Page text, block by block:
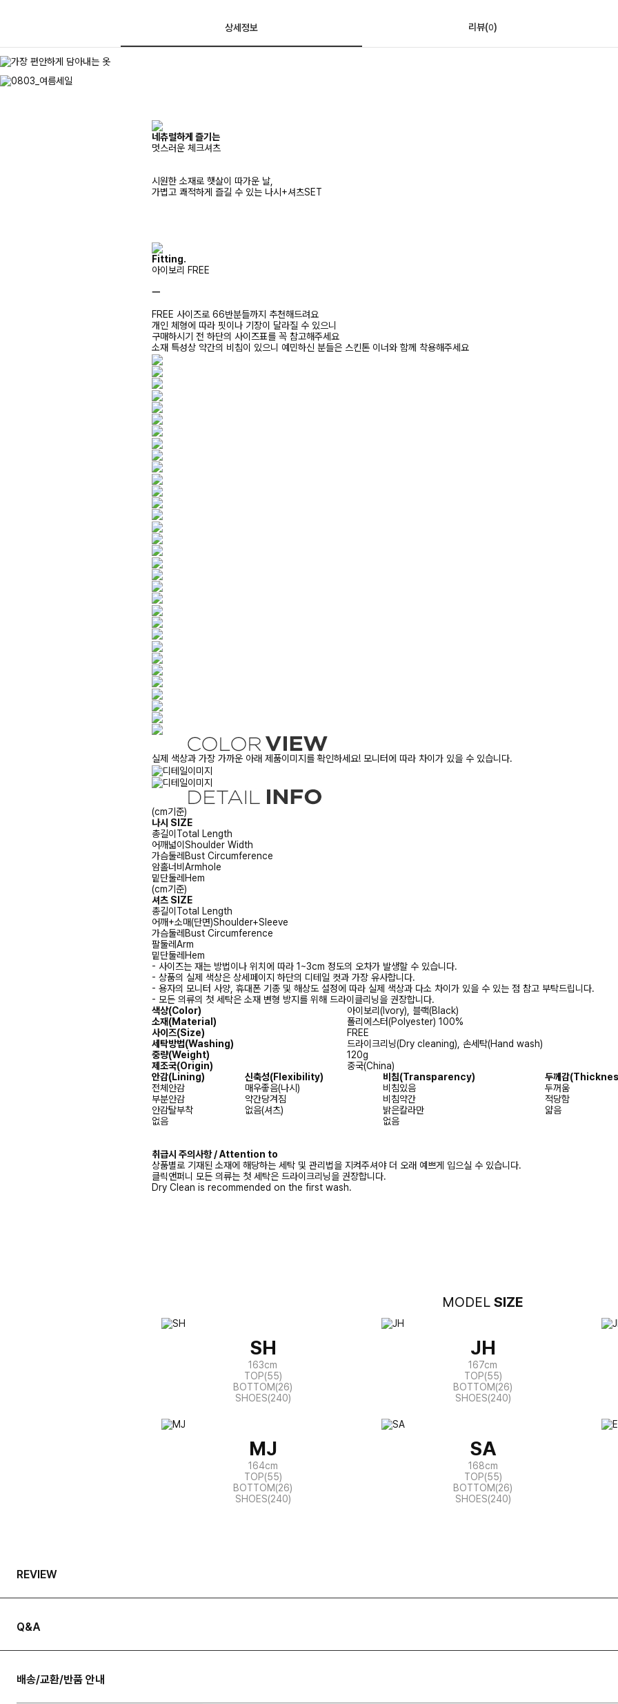
상세정보 리뷰(0)
네츄럴하게 즐기는
멋스러운 체크셔츠
시원한 소재로 햇살이 따가운 날,
가볍고 쾌적하게 즐길 수 있는 나시+셔츠SET
Fitting.
아이보리 FREE
ㅡ
FREE 사이즈로 66반분들까지 추천해드려요
개인 체형에 따라 핏이나 기장이 달라질 수 있으니
구매하시기 전 하단의 사이즈표를 꼭 참고해주세요
소재 특성상 약간의 비침이 있으니 예민하신 분들은 스킨톤 이너와 함께 착용해주세요
실제 색상과 가장 가까운 아래 제품이미지를 확인하세요! 모니터에 따라 차이가 있을 수 있습니다.
(cm기준)
나시 SIZE
총길이 Total Length
어깨넓이 Shoulder Width
가슴둘레 Bust Circumference
암홀너비 Armhole
밑단둘레 Hem
(cm기준)
셔츠 SIZE
총길이 Total Length
어깨+소매(단면)Shoulder+Sleeve
가슴둘레 Bust Circumference
팔둘레Arm
밑단둘레 Hem
- 사이즈는 재는 방법이나 위치에 따라 1~3cm 정도의 오차가 발생할 수 있습니다.
- 상품의 실제 색상은 상세페이지 하단의 디테일 컷과 가장 유사합니다.
- 용자의 모니터 사양, 휴대폰 기종 및 해상도 설정에 따라 실제 색상과 다소 차이가 있을 수 있는 점 참고 부탁드립니다.
- 모든 의류의 첫 세탁은 소재 변형 방지를 위해 드라이클리닝을 권장합니다.
색상(Color)
아이보리(Ivory), 블랙(Black)
소재(Material)
폴리에스터(Polyester) 100%
사이즈(Size)
FREE
세탁방법(Washing)
드라이크리닝(Dry cleaning), 손세탁(Hand wash)
중량(Weight)
120g
제조국(Origin)
중국(China)
안감(Lining)
신축성(Flexibility) 비침(Transparency)
두께감
전체안감
매우좋음(나시) 비침있음
두꺼움
부분안감
약간당겨짐 비침약간
적당함
안감탈부착
없음(셔츠) 밝은칼라만
얇음
없음
없음
취급시 주의사항 / Attention to
상품별로 기재된 소재에 해당하는 세탁 및 관리법을 지켜주셔야 더 오래 예쁘게 입으실 수 있습니다.
클릭앤퍼니 모든 의류는 첫 세탁은 드라이크리닝을 권장합니다.
Dry Clean is recommended on the first wash.
MODEL SIZE
SH
163cm
TOP(55)
BOTTOM(26)
SHOES(240)
JH
167cm
TOP(55)
BOTTOM(26)
SHOES(240)
MJ
164cm
TOP(55)
BOTTOM(26)
SHOES(240)
SA
168cm
TOP(55)
BOTTOM(26)
SHOES(240)
REVIEW
Q&A
배송/교환/반품 안내